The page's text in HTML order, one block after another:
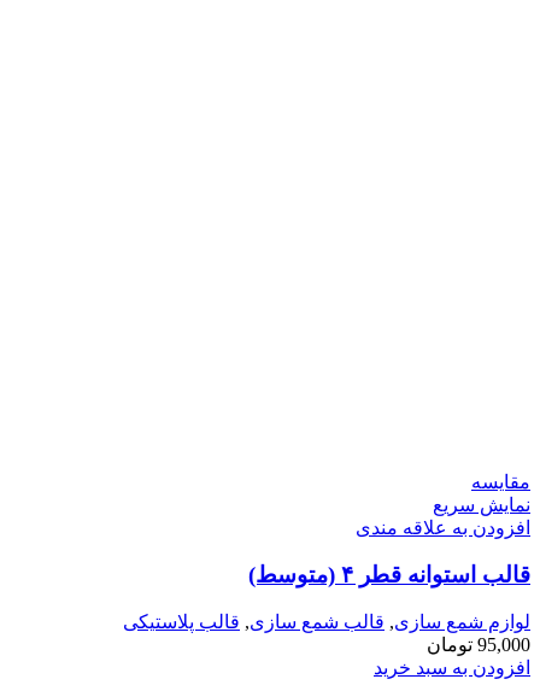
مقايسه
نمایش سریع
افزودن به علاقه مندی
قالب استوانه قطر ۴ (متوسط)
لوازم شمع سازی, قالب شمع سازی, قالب پلاستیکی
95,000 تومان
افزودن به سبد خرید